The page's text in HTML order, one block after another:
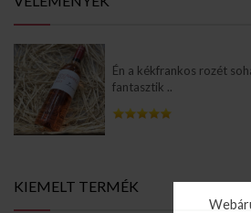
Én a kékfrankos rozét
fantasztik ..
KIEMELT TERMÉK